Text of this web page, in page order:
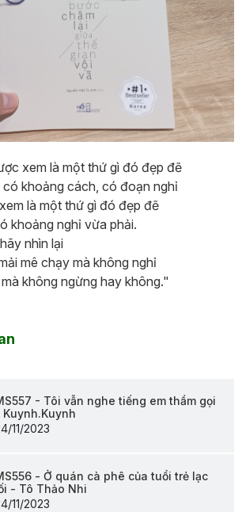
xem là một thứ gì đó đẹp đẽ
khoảng cách, có đoạn nghỉ
là một thứ gì đó đẹp đẽ
khoảng nghỉ vừa phải.
nhìn lại
mê chạy mà không nghỉ
không ngừng hay không."
- Tôi vẫn nghe tiếng em thầm gọi
Kuynh.Kuynh
11/2023
- Ở quán cà phê của tuổi trẻ lạc
- Tô Thảo Nhi
11/2023